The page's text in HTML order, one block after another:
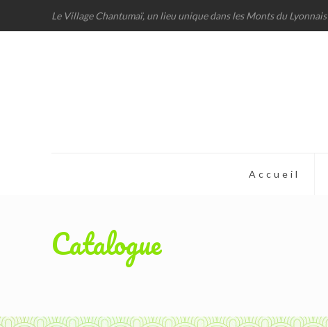
Le Village Chantumaï, un lieu unique dans les Monts du Lyonnais
Accueil
Catalogue